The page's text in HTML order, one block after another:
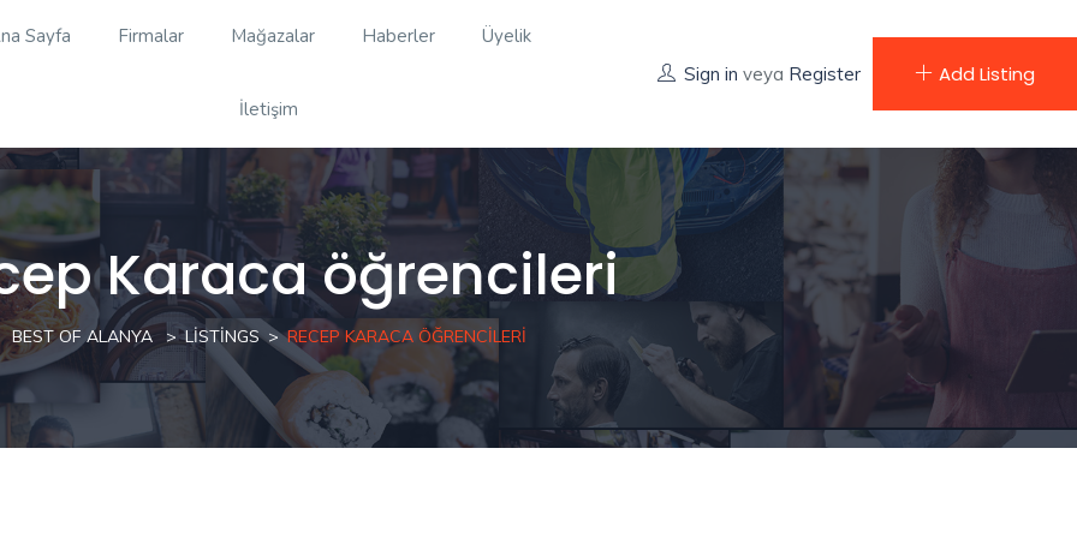
Sayfa Firmalar Mağazalar Haberler Üyelik
İletişim
Sign in veya Register Add Listing
Karaca öğrencileri
BEST OF ALANYA LISTINGS RECEP KARACA ÖĞRENCILERI